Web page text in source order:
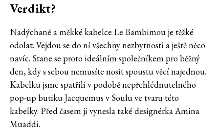
Verdikt?
Nadýchané a měkké kabelce Le Bambimou je těžké
odolat. Vejdou se do ní všechny nezbytnosti a ještě něco
navíc. Stane se proto ideálním společníkem pro běžný
den, kdy s sebou nemusíte nosit spoustu věcí najednou.
Kabelku jsme spatřili v podobě nepřehlédnutelného
pop-up butiku Jacquemus v Soulu ve tvaru této
kabelky. Před časem ji vynesla také designérka Amina
Muaddi.